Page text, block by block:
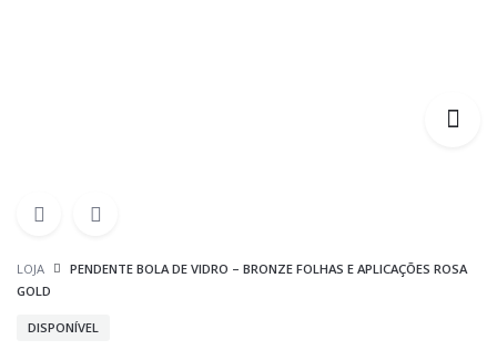
LOJA
PENDENTE BOLA DE VIDRO – BRONZE FOLHAS E APLICAÇÕES ROSA
GOLD
DISPONÍVEL